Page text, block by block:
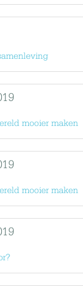
mooier maken
mooier maken